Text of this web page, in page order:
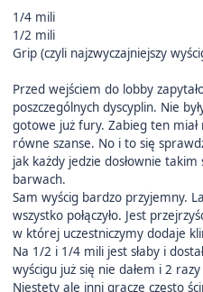
1/4 mili
1/2 mili
Grip (czyli najzwyczajniejszy
Przed wejściem do lobby
poszczególnych dyscyplin. Nie
gotowe już fury. Zabieg ten miał
równe szanse. No i to się
jak każdy jedzie dosłownie
barwach.
Sam wyścig bardzo przyjemny.
wszystko połączyło. Jest
w której uczestniczymy dodaje
Na 1/2 i 1/4 mili jest słaby i
wyścigu już się nie dałem i 2
Niestety ale inni gracze często